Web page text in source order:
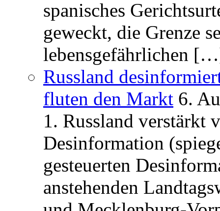
spanisches
geweckt, die Grenze
lebensgefährlichen
Russland
fluten den Markt 6.
1. Russland verstärkt
Desinformation
gesteuerten
anstehenden